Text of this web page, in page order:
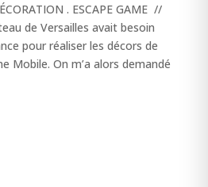
. ESCAPE GAME //
de Versailles avait besoin
pour réaliser les décors de
Mobile. On m’a alors demandé